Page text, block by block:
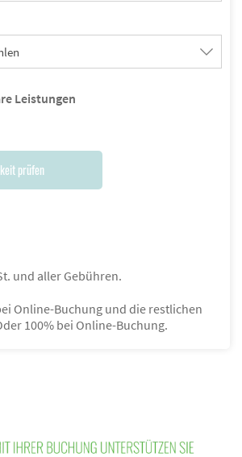
Leistungen
prüfen
und aller Gebühren.
Online-Buchung und die restlichen
100% bei Online-Buchung.